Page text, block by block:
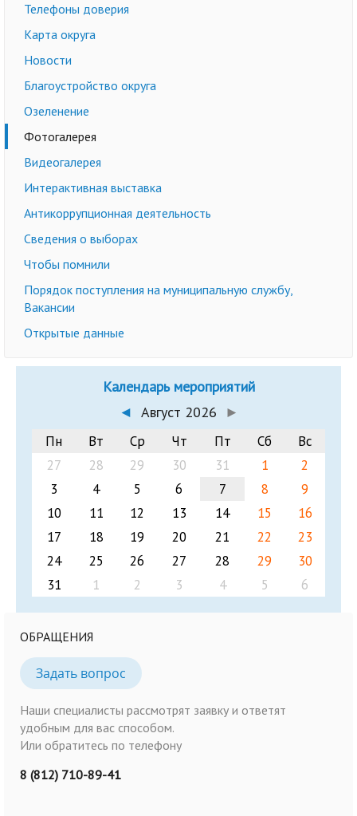
Телефоны доверия
Карта округа
Новости
Благоустройство округа
Озеленение
Фотогалерея
Видеогалерея
Интерактивная выставка
Антикоррупционная деятельность
Сведения о выборах
Чтобы помнили
Порядок поступления на муниципальную службу,
Вакансии
Открытые данные
Календарь мероприятий
◄ Август 2026 ►
Пн Вт Ср Чт Пт Сб
Вс
27
28 29 30 31 1
2
3
4 5 6 7 8
9
10
11 12 13 14 15
16
17
18 19 20 21 22
23
24
25 26 27 28 29
30
31
1 2 3 4 5 6
ОБРАЩЕНИЯ
Задать вопрос
Наши специалисты рассмотрят заявку и ответят
удобным для вас способом.
Или обратитесь по телефону
8 (812) 710-89-41